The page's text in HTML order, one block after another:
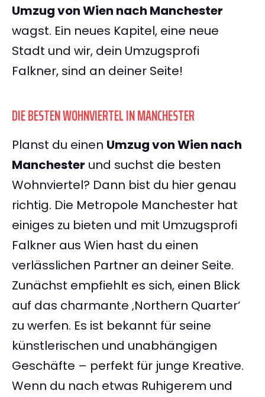
Umzug von Wien nach Manchester
wagst. Ein neues Kapitel, eine neue
Stadt und wir, dein Umzugsprofi
Falkner, sind an deiner Seite!
DIE BESTEN WOHNVIERTEL IN MANCHESTER
Planst du einen Umzug von Wien nach
Manchester und suchst die besten
Wohnviertel? Dann bist du hier genau
richtig. Die Metropole Manchester hat
einiges zu bieten und mit Umzugsprofi
Falkner aus Wien hast du einen
verlässlichen Partner an deiner Seite.
Zunächst empfiehlt es sich, einen Blick
auf das charmante ‚Northern Quarter‘
zu werfen. Es ist bekannt für seine
künstlerischen und unabhängigen
Geschäfte – perfekt für junge Kreative.
Wenn du nach etwas Ruhigerem und